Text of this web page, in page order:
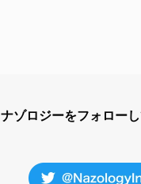
ナゾロジーをフォロー